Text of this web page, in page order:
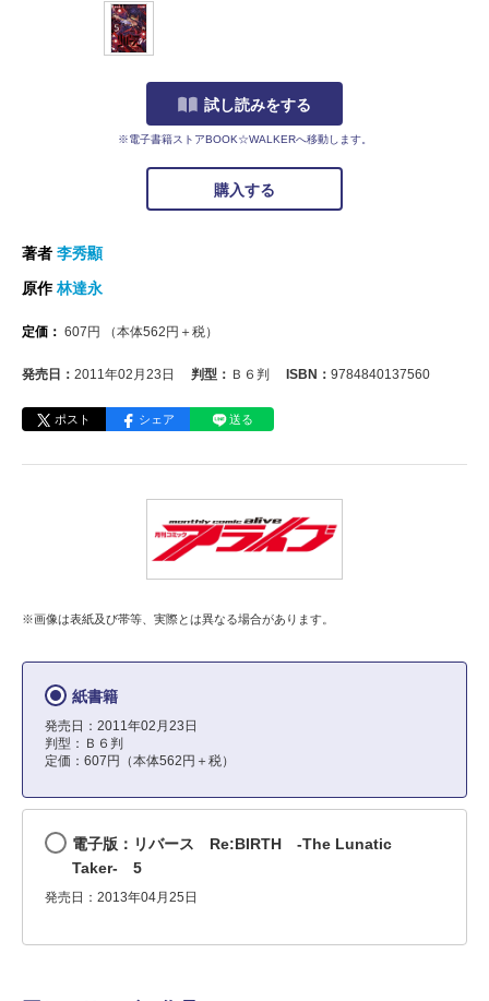
試し読みをする
※電子書籍ストアBOOK☆WALKERへ移動します。
購入する
著者 李秀顯
原作林達永
定価： 607 円 （本体562 円＋税）
発売日： 2011年02月23日 判型： Ｂ６判 ISBN： 9784840137560
ポスト シェア 送る
※画像は表紙及び帯等、実際とは異なる場合があります。
紙書籍
発売日：2011年02月23日
判型：Ｂ６判
定価：607円（本体562円＋税）
電子版：リバース Re:BIRTH -The Lunatic
Taker- 5
発売日：2013年04月25日